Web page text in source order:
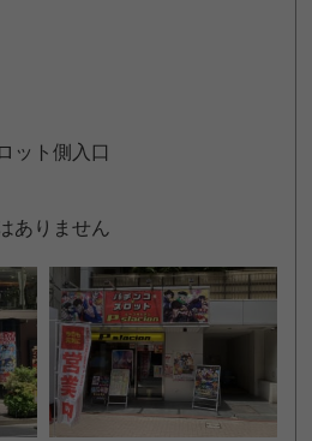
ット側入口
ありません